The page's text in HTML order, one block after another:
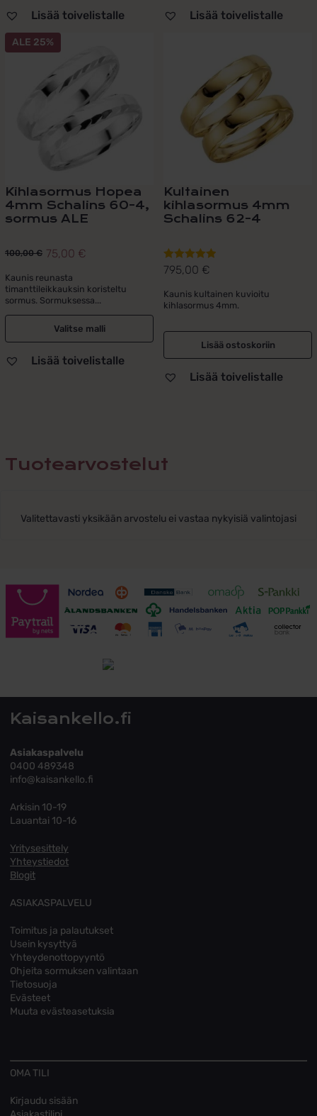
Lisää toivelistalle Lisää toivelistalle
ALE 25%
Kihlasormus Hopea
4mm Schalins 60-4,
sormus ALE
100,00€
Alkuperäinen
hinta
oli:
100,00 €.
75,00 €
Nykyinen
hinta
on:
75,00 €.
Kaunis reunasta
timanttileikkauksin koristeltu
sormus. Sormuksessa...
Valitse malli
Tällä
tuotteella
muunnelma.
valinnat
Lisää toivelistalle
Kultainen
kihlasormus 4mm
Schalins 62-4
Arvostelu
5.00 / 5
795,00 €
Kaunis kultainen kuvioitu
kihlasormus 4mm.
Lisää ostoskoriin
Lisää toivelistalle
Tuotearvostelut
Valitettavasti yksikään arvostelu ei vastaa nykyisiä valintojasi
Toimitusehdot
Kaisankello.fi
Asiakaspalvelu
0400 489348
info@kaisankello.fi
Arkisin 10-19
Lauantai 10-16
Yritysesittely
Yhteystiedot
Blogit
ASIAKASPALVELU
Toimitus ja palautukset
Usein kysyttyä
Yhteydenottopyyntö
Ohjeita sormuksen valintaan
Tietosuoja
Evästeet
Muuta evästeasetuksia
OMA TILI
Kirjaudu sisään